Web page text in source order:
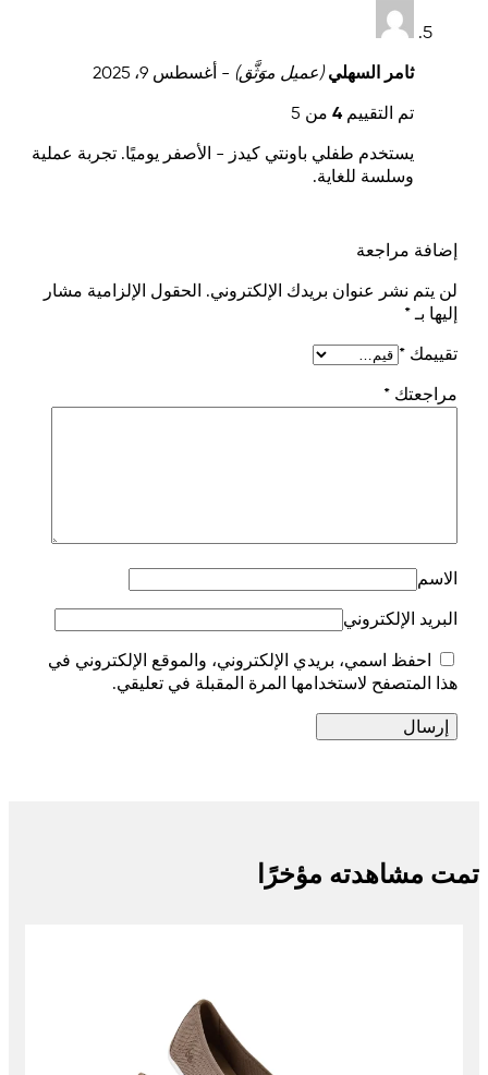
ثامر السهلي(عميل موَثَّق) - أغسطس 9، 2025
تم التقييم 4 من 5
يستخدم طفلي باونتي كيدز - الأصفر يوميًا. تجربة عملية
وسلسة للغاية.
إضافة مراجعة
لن يتم نشر عنوان بريدك الإلكتروني. الحقول الإلزامية مشار
إليها بـ*
تقييمك *
مراجعتك *
الاسم
البريد الإلكتروني
احفظ اسمي، بريدي الإلكتروني، والموقع الإلكتروني في
هذا المتصفح لاستخدامها المرة المقبلة في تعليقي.
تمت مشاهدته مؤخرًا